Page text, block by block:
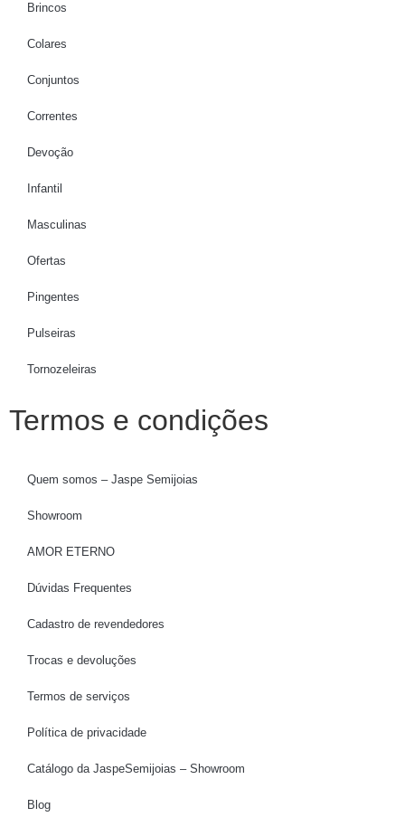
Brincos
Colares
Conjuntos
Correntes
Devoção
Infantil
Masculinas
Ofertas
Pingentes
Pulseiras
Tornozeleiras
Termos e condições
Quem somos – Jaspe Semijoias
Showroom
AMOR ETERNO
Dúvidas Frequentes
Cadastro de revendedores
Trocas e devoluções
Termos de serviços
Política de privacidade
Catálogo da JaspeSemijoias – Showroom
Blog